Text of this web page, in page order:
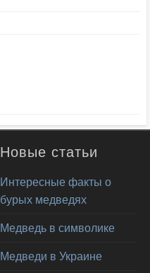
Новые статьи
Интересные факты о
бурых медведях
Медведь в символике
Медведи в Украине